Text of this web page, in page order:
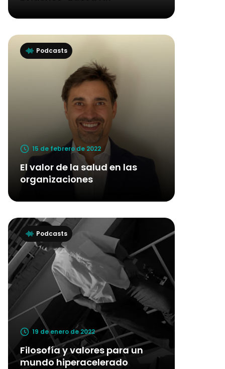
Podcasts
15 de febrero de 2022
El valor de la salud en las
organizaciones
Podcasts
19 de enero de 2022
Filosofía y valores para un
mundo hiperacelerado